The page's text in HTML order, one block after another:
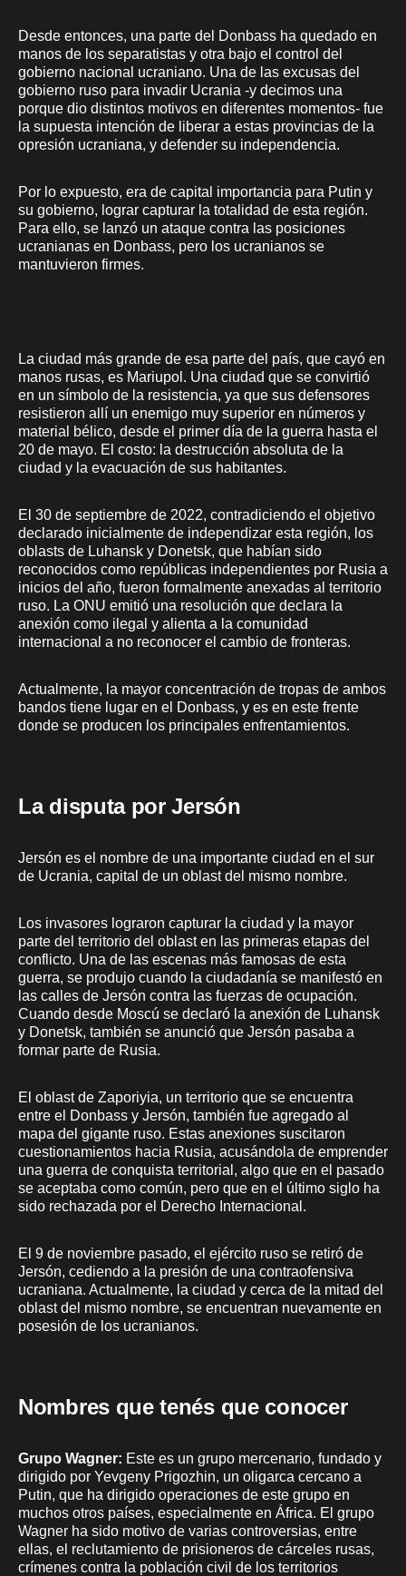
Desde entonces, una parte del Donbass ha quedado en
manos de los separatistas y otra bajo el control del
gobierno nacional ucraniano. Una de las excusas del
gobierno ruso para invadir Ucrania -y decimos una
porque dio distintos motivos en diferentes momentos- fue
la supuesta intención de liberar a estas provincias de la
opresión ucraniana, y defender su independencia.
Por lo expuesto, era de capital importancia para Putin y
su gobierno, lograr capturar la totalidad de esta región.
Para ello, se lanzó un ataque contra las posiciones
ucranianas en Donbass, pero los ucranianos se
mantuvieron firmes.
La ciudad más grande de esa parte del país, que cayó en
manos rusas, es Mariupol. Una ciudad que se convirtió
en un símbolo de la resistencia, ya que sus defensores
resistieron allí un enemigo muy superior en números y
material bélico, desde el primer día de la guerra hasta el
20 de mayo. El costo: la destrucción absoluta de la
ciudad y la evacuación de sus habitantes.
El 30 de septiembre de 2022, contradiciendo el objetivo
declarado inicialmente de independizar esta región, los
oblasts de Luhansk y Donetsk, que habían sido
reconocidos como repúblicas independientes por Rusia a
inicios del año, fueron formalmente anexadas al territorio
ruso. La ONU emitió una resolución que declara la
anexión como ilegal y alienta a la comunidad
internacional a no reconocer el cambio de fronteras.
Actualmente, la mayor concentración de tropas de ambos
bandos tiene lugar en el Donbass, y es en este frente
donde se producen los principales enfrentamientos.
La disputa por Jersón
Jersón es el nombre de una importante ciudad en el sur
de Ucrania, capital de un oblast del mismo nombre.
Los invasores lograron capturar la ciudad y la mayor
parte del territorio del oblast en las primeras etapas del
conflicto. Una de las escenas más famosas de esta
guerra, se produjo cuando la ciudadanía se manifestó en
las calles de Jersón contra las fuerzas de ocupación.
Cuando desde Moscú se declaró la anexión de Luhansk
y Donetsk, también se anunció que Jersón pasaba a
formar parte de Rusia.
El oblast de Zaporiyia, un territorio que se encuentra
entre el Donbass y Jersón, también fue agregado al
mapa del gigante ruso. Estas anexiones suscitaron
cuestionamientos hacia Rusia, acusándola de emprender
una guerra de conquista territorial, algo que en el pasado
se aceptaba como común, pero que en el último siglo ha
sido rechazada por el Derecho Internacional.
El 9 de noviembre pasado, el ejército ruso se retiró de
Jersón, cediendo a la presión de una contraofensiva
ucraniana. Actualmente, la ciudad y cerca de la mitad del
oblast del mismo nombre, se encuentran nuevamente en
posesión de los ucranianos.
Nombres que tenés que conocer
Grupo Wagner: Este es un grupo mercenario, fundado y
dirigido por Yevgeny Prigozhin, un oligarca cercano a
Putin, que ha dirigido operaciones de este grupo en
muchos otros países, especialmente en África. El grupo
Wagner ha sido motivo de varias controversias, entre
ellas, el reclutamiento de prisioneros de cárceles rusas,
crímenes contra la población civil de los territorios